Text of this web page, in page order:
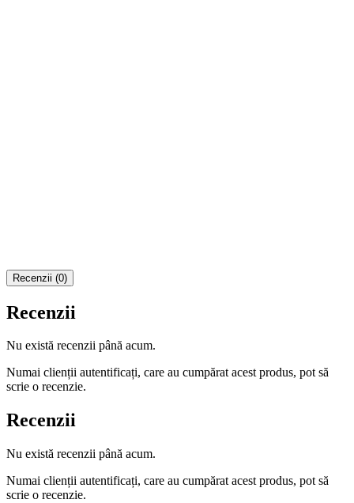
Recenzii (0)
Recenzii
Nu există recenzii până acum.
Numai clienții autentificați, care au cumpărat acest produs, pot să
scrie o recenzie.
Recenzii
Nu există recenzii până acum.
Numai clienții autentificați, care au cumpărat acest produs, pot să
scrie o recenzie.